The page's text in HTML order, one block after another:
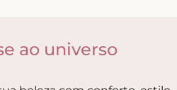
ao universo